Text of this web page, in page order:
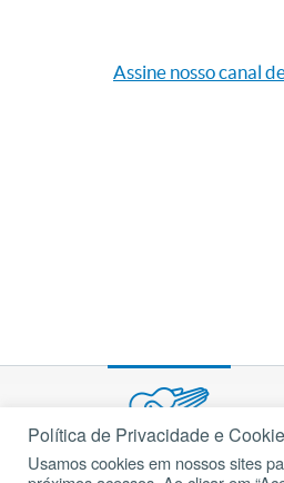
Assine nosso canal
cancaonova.com© 2002 –
Política de Privacidade e
Usamos cookies em nossos sites